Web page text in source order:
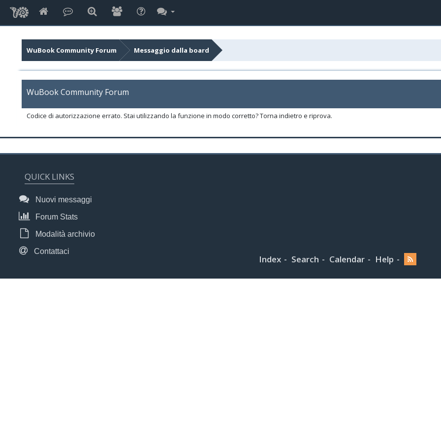
WuBook Community Forum Messaggio dalla board
WuBook Community Forum
Codice di autorizzazione errato. Stai utilizzando la funzione in modo corretto? Torna indietro e riprova.
QUICK LINKS
Nuovi messaggi
Forum Stats
Modalità archivio
Contattaci
Index Search Calendar Help